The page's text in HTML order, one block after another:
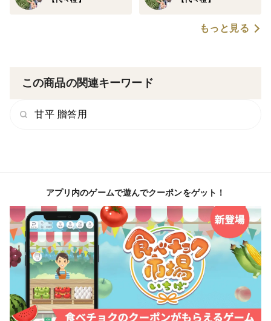
もっと見る
この商品の関連キーワード
甘平 贈答用
アプリ内のゲームで遊んでクーポンをゲット！